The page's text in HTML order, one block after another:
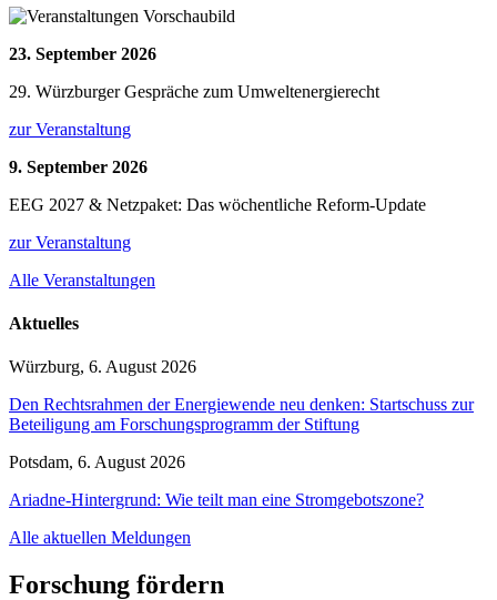
23. September 2026
29. Würzburger Gespräche zum Umweltenergierecht
zur Veranstaltung
9. September 2026
EEG 2027 & Netzpaket: Das wöchentliche Reform-Update
zur Veranstaltung
Alle Veranstaltungen
Aktuelles
Würzburg, 6. August 2026
Den Rechtsrahmen der Energiewende neu denken: Startschuss zur
Beteiligung am Forschungsprogramm der Stiftung
Potsdam, 6. August 2026
Ariadne-Hintergrund: Wie teilt man eine Stromgebotszone?
Alle aktuellen Meldungen
Forschung fördern